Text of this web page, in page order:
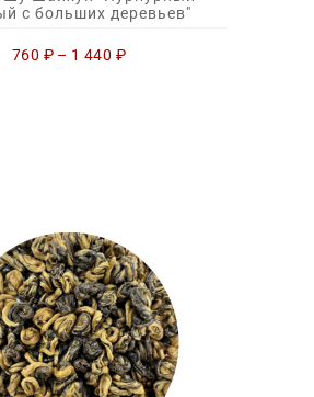
с больших деревьев"
760 ₽ – 1 440 ₽